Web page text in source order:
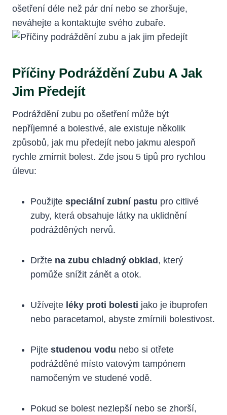
ošetření déle než pár dní nebo se zhoršuje,
neváhejte a kontaktujte svého zubaře.
Příčiny Podráždění Zubu A Jak
Jim Předejít
Podráždění zubu po ošetření může být
nepříjemné a bolestivé, ale existuje několik
způsobů, jak mu předejít nebo jakmu alespoň
rychle zmírnit bolest. Zde jsou 5 tipů pro rychlou
úlevu:
Použijte speciální zubní pastu pro citlivé
zuby, která obsahuje látky na uklidnění
podrážděných nervů.
Držte na zubu chladný obklad, který
pomůže snížit zánět a otok.
Užívejte léky proti bolesti jako je ibuprofen
nebo paracetamol, abyste zmírnili bolestivost.
Pijte studenou vodu nebo si otřete
podrážděné místo vatovým tampónem
namočeným ve studené vodě.
Pokud se bolest nezlepší nebo se zhorší,